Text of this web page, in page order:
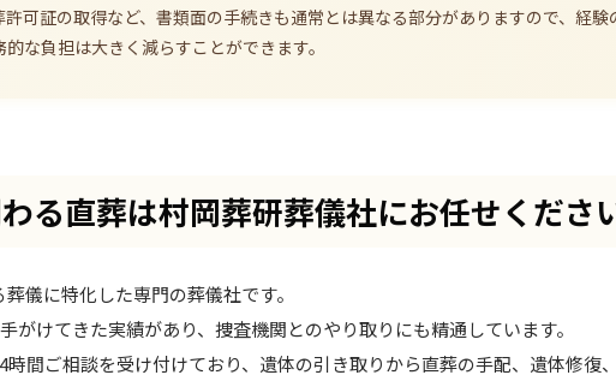
許可証の取得など、書類面の手続きも通常とは異なる部分がありますので、経験
な負担は大きく減らすことができます。
る直葬は村岡葬研葬儀社にお任せくださ
儀に特化した専門の葬儀社です。
がけてきた実績があり、捜査機関とのやり取りにも精通しています。
間ご相談を受け付けており、遺体の引き取りから直葬の手配、遺体修復